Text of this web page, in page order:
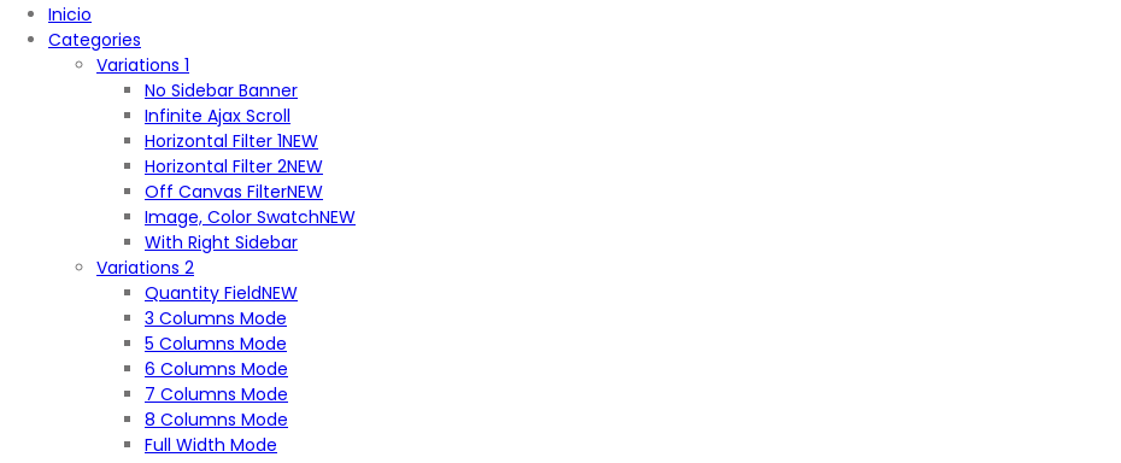
Inicio
Categories
Variations 1
No Sidebar Banner
Infinite Ajax Scroll
Horizontal Filter 1NEW
Horizontal Filter 2NEW
Off Canvas FilterNEW
Image, Color SwatchNEW
With Right Sidebar
Variations 2
Quantity FieldNEW
3 Columns Mode
5 Columns Mode
6 Columns Mode
7 Columns Mode
8 Columns Mode
Full Width Mode